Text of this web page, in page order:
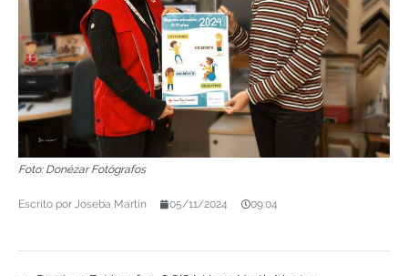
Foto: Donézar Fotógrafos
Escrito por Joseba Martín 05/11/2024 09:04